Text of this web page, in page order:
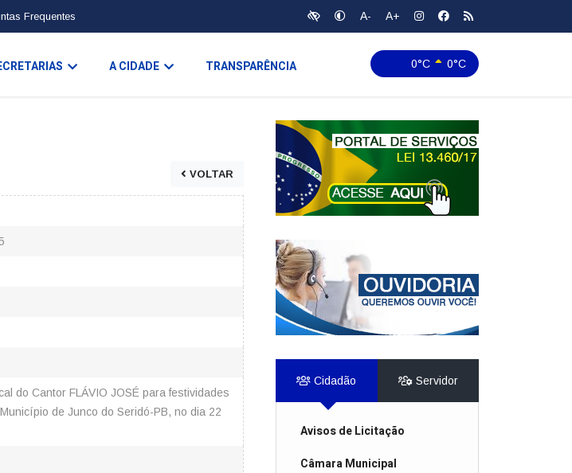
Frequentes A- A+
0°C 0°C
A CIDADE TRANSPARÊNCIA
VOLTAR
do Cantor FLÁVIO JOSÉ para festividades
de Junco do Seridó-PB, no dia 22
Cidadão Servidor
Avisos de Licitação
Câmara Municipal